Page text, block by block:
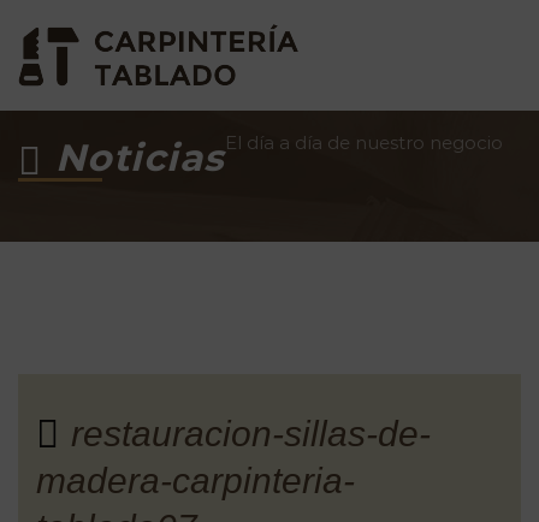
NoticiasEl día a día de nuestro negocio
restauracion-sillas-de-
madera-carpinteria-